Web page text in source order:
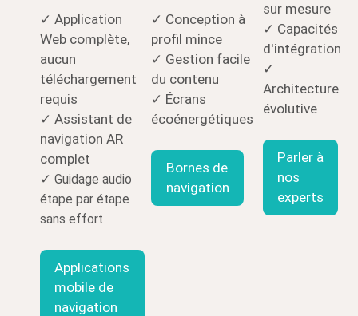
✓ Application
Web complète,
aucun
téléchargement
requis
✓ Assistant de
navigation AR
complet
✓Guidage audio
étape par étape
sans effort
Applications
mobile de
navigation
✓ Conception à
profil mince
✓ Gestion facile
du contenu
✓ Écrans
écoénergétiques
Bornes de
navigation
sur mesure
✓ Capacités
d'intégration
✓
Architecture
évolutive
Parler à
nos
experts